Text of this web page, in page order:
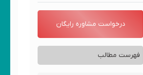
درخواست مشاوره رایگان
فهرست مطالب